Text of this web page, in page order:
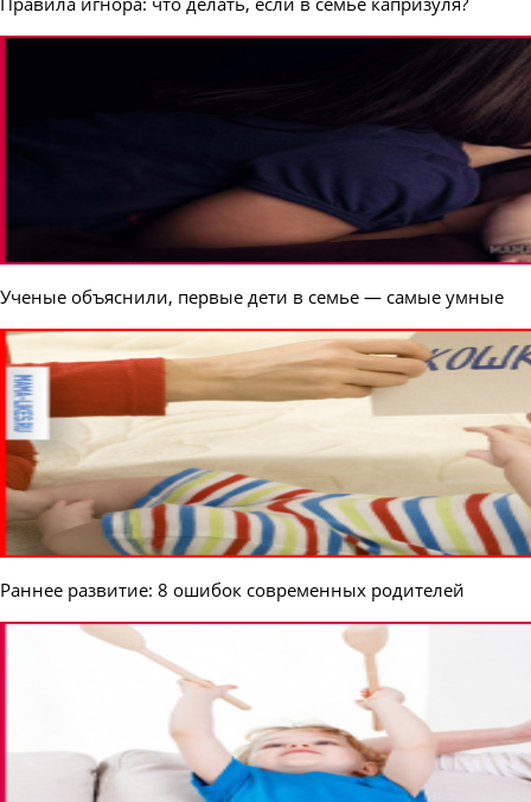
Ученые объяснили, первые дети в семье — самые умные
Раннее развитие: 8 ошибок современных родителей